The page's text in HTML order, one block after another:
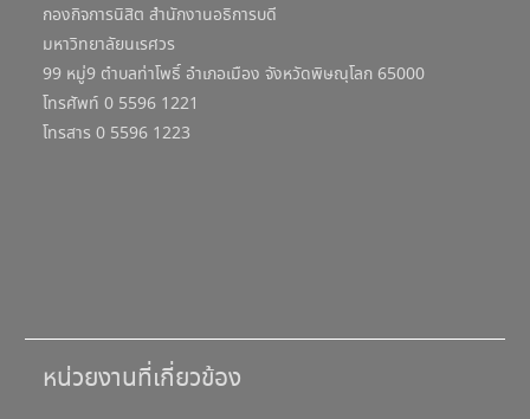
กองกิจการนิสิต สำนักงานอธิการบดี
มหาวิทยาลัยนเรศวร
99 หมู่9 ตำบลท่าโพธิ์ อำเภอเมือง จังหวัดพิษณุโลก 65000
โทรศัพท์ 0 5596 1221
โทรสาร 0 5596 1223
หน่วยงานที่เกี่ยวข้อง